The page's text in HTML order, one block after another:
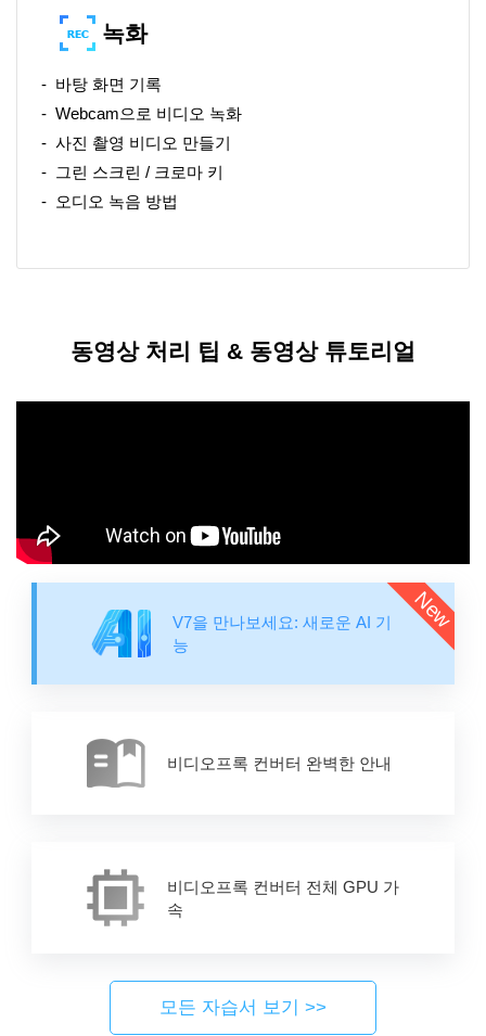
녹화
바탕 화면 기록
Webcam으로 비디오 녹화
사진 촬영 비디오 만들기
그린 스크린 / 크로마 키
오디오 녹음 방법
동영상 처리 팁 & 동영상 튜토리얼
V7을 만나보세요: 새로운 AI 기
능
비디오프록 컨버터 완벽한 안내
비디오프록 컨버터 전체 GPU 가
속
모든 자습서 보기 >>